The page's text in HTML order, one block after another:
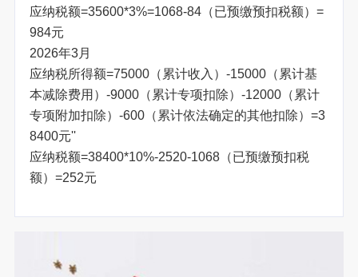
应纳税额=35600*3%=1068-84（已预缴预扣税额）=
984元
2026年3月
应纳税所得额=75000（累计收入）-15000（累计基
本减除费用）-9000（累计专项扣除）-12000（累计
专项附加扣除）-600（累计依法确定的其他扣除）=3
8400元''
应纳税额=38400*10%-2520-1068（已预缴预扣税
额）=252元